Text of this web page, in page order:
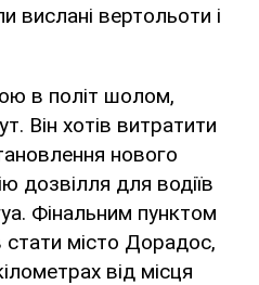
вислані вертольоти і
в політ шолом,
Він хотів витратити
нового
дозвілля для водіїв
Фінальним пунктом
місто Дорадос,
від місця